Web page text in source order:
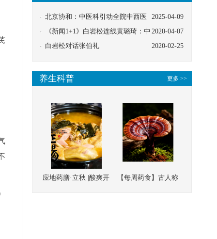
2025-04-09
北京协和：中医科引动全院中西医
协同
2020-04-07
《新闻1+1》白岩松连线黄璐琦：中
医救治的临床效果
2020-02-25
白岩松对话张伯礼
更多 >>
养生科普
应地药膳·立秋 |酸爽开
【每周药食】古人称